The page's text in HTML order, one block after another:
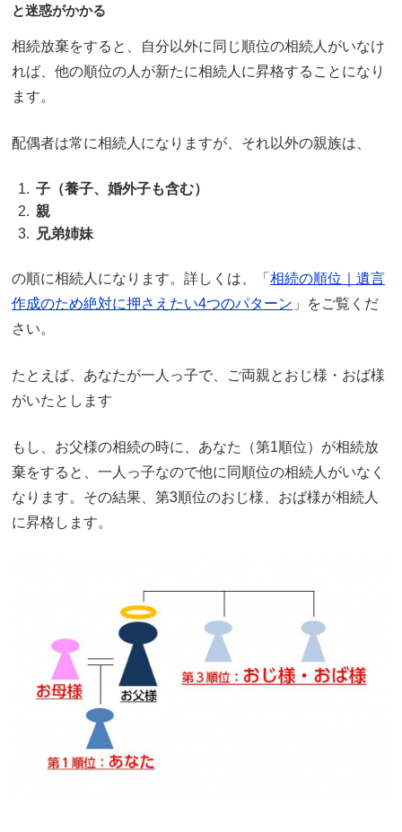
と迷惑がかかる
相続放棄をすると、自分以外に同じ順位の相続人がいなけ
れば、他の順位の人が新たに相続人に昇格することになり
ます。
配偶者は常に相続人になりますが、それ以外の親族は、
子（養子、婚外子も含む）
親
兄弟姉妹
の順に相続人になります。詳しくは、「 相続の順位｜遺言
作成のため絶対に押さえたい4つのパターン 」をご覧くだ
さい。
たとえば、あなたが一人っ子で、ご両親とおじ様・おば様
がいたとします
もし、お父様の相続の時に、あなた（第1順位）が相続放
棄をすると、一人っ子なので他に同順位の相続人がいなく
なります。その結果、第3順位のおじ様、おば様が相続人
に昇格します。